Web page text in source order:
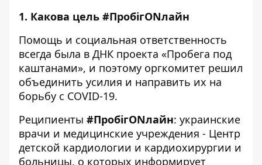
1. Какова цель #ПробігONлайн
Помощь и социальная ответственность
всегда была в ДНК проекта «Пробега под
каштанами», и поэтому оргкомитет решил
объединить усилия и направить их на
борьбу с COVID-19.
Реципиенты #ПробігONлайн: украинские
врачи и медицинские учреждения - Центр
детской кардиологии и кардиохирургии и
больницы, о которых информирует